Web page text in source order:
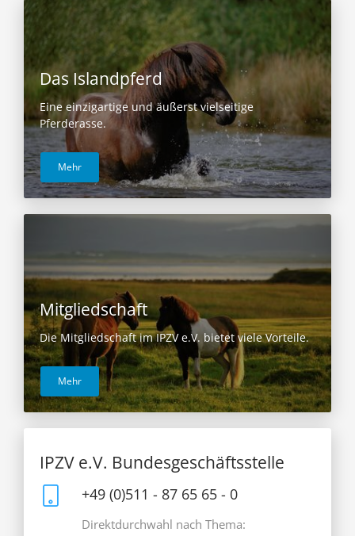
Das Islandpferd
Eine einzigartige und äußerst vielseitige
Pferderasse.
Mehr
Mitgliedschaft
Die Mitgliedschaft im IPZV e.V. bietet viele Vorteile.
Mehr
IPZV e.V. Bundesgeschäftsstelle
+49 (0)511 - 87 65 65 - 0
Direktdurchwahl nach Thema: